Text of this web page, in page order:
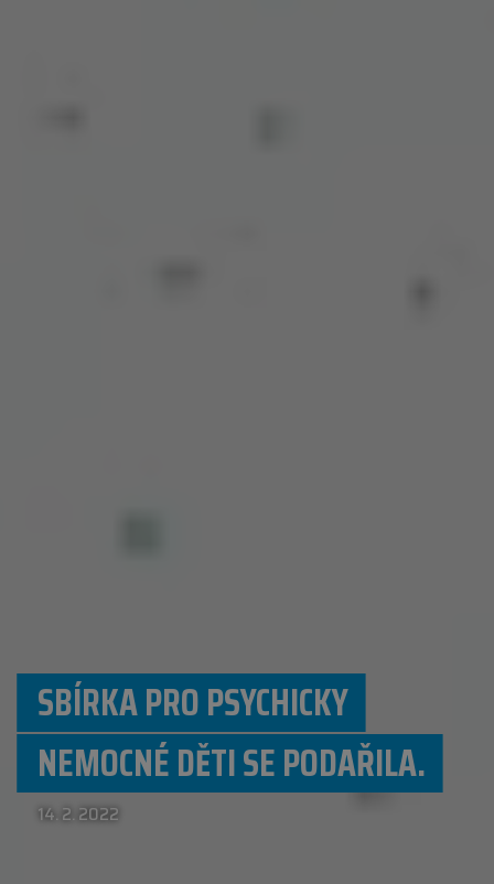
SBÍRKA PRO PSYCHICKY
NEMOCNÉ DĚTI SE PODAŘILA.
14. 2. 2022